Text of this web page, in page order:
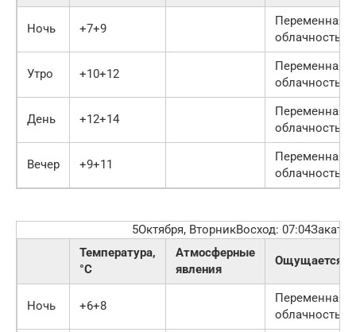
Ночь +7+9
Переменная
облачность
Утро +10+12
Переменная
облачность
День +12+14
Переменная
облачность
Вечер +9+11
Переменная
облачность
5Октября, ВторникВосход: 07:04Закат:
Температура,
°C
Атмосферные
явления
Ощущается
Ночь +6+8
Переменная
облачность